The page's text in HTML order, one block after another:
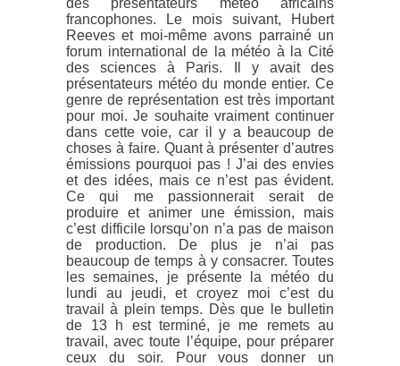
francophones. Le mois suivant, Hubert
Reeves et moi-même avons parrainé un
forum international de la météo à la Cité
des sciences à Paris. Il y avait des
présentateurs météo du monde entier. Ce
genre de représentation est très important
pour moi. Je souhaite vraiment continuer
dans cette voie, car il y a beaucoup de
choses à faire. Quant à présenter d’autres
émissions pourquoi pas ! J’ai des envies
et des idées, mais ce n’est pas évident.
Ce qui me passionnerait serait de
produire et animer une émission, mais
c’est difficile lorsqu’on n’a pas de maison
de production. De plus je n’ai pas
beaucoup de temps à y consacrer. Toutes
les semaines, je présente la météo du
lundi au jeudi, et croyez moi c’est du
travail à plein temps. Dès que le bulletin
de 13 h est terminé, je me remets au
travail, avec toute l’équipe, pour préparer
ceux du soir. Pour vous donner un